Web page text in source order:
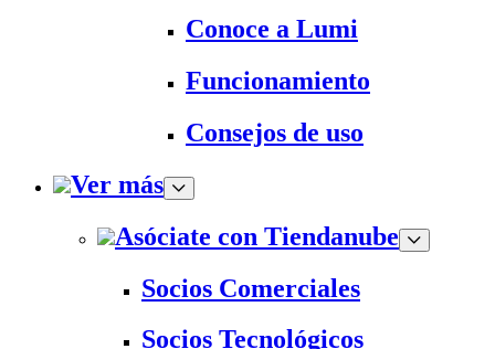
Conoce a Lumi
Funcionamiento
Consejos de uso
Ver más
Asóciate con Tiendanube
Socios Comerciales
Socios Tecnológicos